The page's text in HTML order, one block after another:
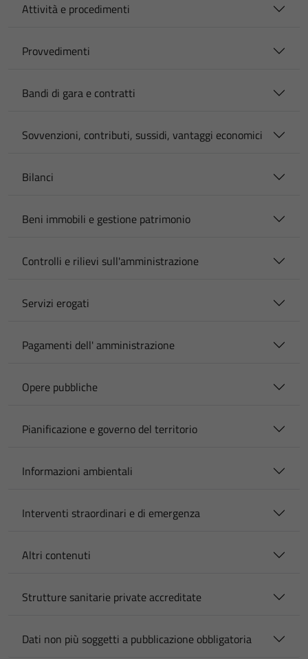
Attività e procedimenti
Provvedimenti
Bandi di gara e contratti
Sovvenzioni, contributi, sussidi, vantaggi economici
Bilanci
Beni immobili e gestione patrimonio
Controlli e rilievi sull'amministrazione
Servizi erogati
Pagamenti dell' amministrazione
Opere pubbliche
Pianificazione e governo del territorio
Informazioni ambientali
Interventi straordinari e di emergenza
Altri contenuti
Strutture sanitarie private accreditate
Dati non più soggetti a pubblicazione obbligatoria